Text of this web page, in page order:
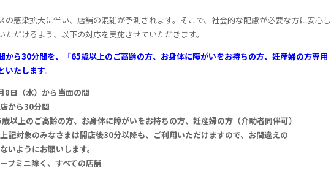
の感染拡大に伴い、店舗の混雑が予測されます。そこで、社会的な配慮が必要な方に安心し
ただけるよう、以下の対応を実施させていただきます。
ら30分間を、「65歳以上のご高齢の方、お身体に障がいをお持ちの方、妊産婦の方専用
たします。
8日（水）から当面の間
から30分間
上のご高齢の方、お身体に障がいをお持ちの方、妊産婦の方（介助者同伴可）
みなさまは開店後30分以降も、ご利用いただけますので、お間違えの
お願いします。
プミニ除く、すべての店舗